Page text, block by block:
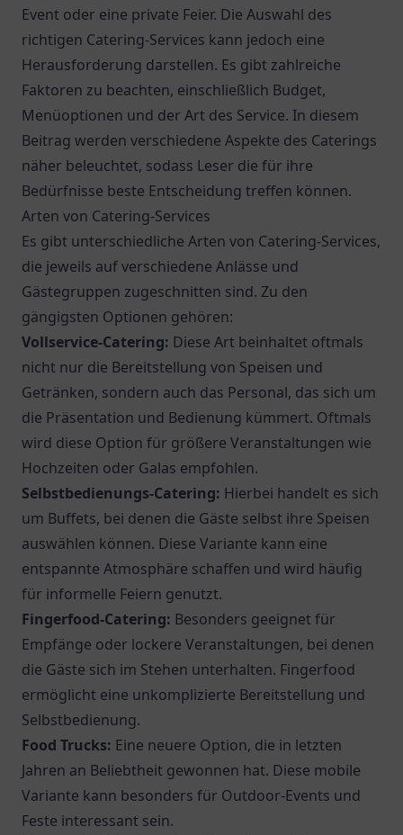
Event oder eine private Feier. Die Auswahl des
richtigen Catering-Services kann jedoch eine
Herausforderung darstellen. Es gibt zahlreiche
Faktoren zu beachten, einschließlich Budget,
Menüoptionen und der Art des Service. In diesem
Beitrag werden verschiedene Aspekte des Caterings
näher beleuchtet, sodass Leser die für ihre
Bedürfnisse beste Entscheidung treffen können.
Arten von Catering-Services
Es gibt unterschiedliche Arten von Catering-Services,
die jeweils auf verschiedene Anlässe und
Gästegruppen zugeschnitten sind. Zu den
gängigsten Optionen gehören:
Vollservice-Catering: Diese Art beinhaltet oftmals
nicht nur die Bereitstellung von Speisen und
Getränken, sondern auch das Personal, das sich um
die Präsentation und Bedienung kümmert. Oftmals
wird diese Option für größere Veranstaltungen wie
Hochzeiten oder Galas empfohlen.
Selbstbedienungs-Catering: Hierbei handelt es sich
um Buffets, bei denen die Gäste selbst ihre Speisen
auswählen können. Diese Variante kann eine
entspannte Atmosphäre schaffen und wird häufig
für informelle Feiern genutzt.
Fingerfood-Catering: Besonders geeignet für
Empfänge oder lockere Veranstaltungen, bei denen
die Gäste sich im Stehen unterhalten. Fingerfood
ermöglicht eine unkomplizierte Bereitstellung und
Selbstbedienung.
Food Trucks: Eine neuere Option, die in letzten
Jahren an Beliebtheit gewonnen hat. Diese mobile
Variante kann besonders für Outdoor-Events und
Feste interessant sein.